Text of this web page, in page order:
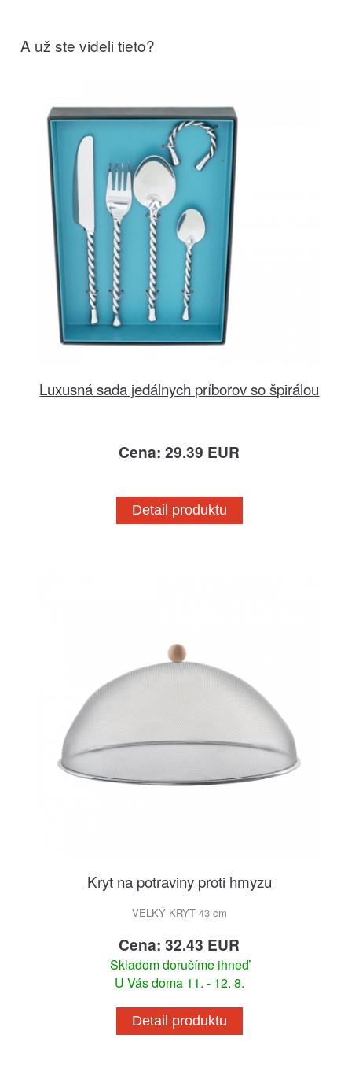
A už ste videli tieto?
Luxusná sada jedálnych príborov so špirálou
Cena: 29.39 EUR
Detail produktu
Kryt na potraviny proti hmyzu
VELKÝ KRYT 43 cm
Cena: 32.43 EUR
Skladom doručíme ihneď
U Vás doma 11. - 12. 8.
Detail produktu